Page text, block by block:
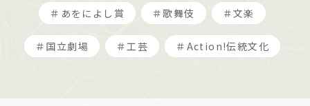
＃あをによし賞 ＃歌舞伎 ＃文楽
＃国立劇場 ＃工芸 ＃Action!伝統文化